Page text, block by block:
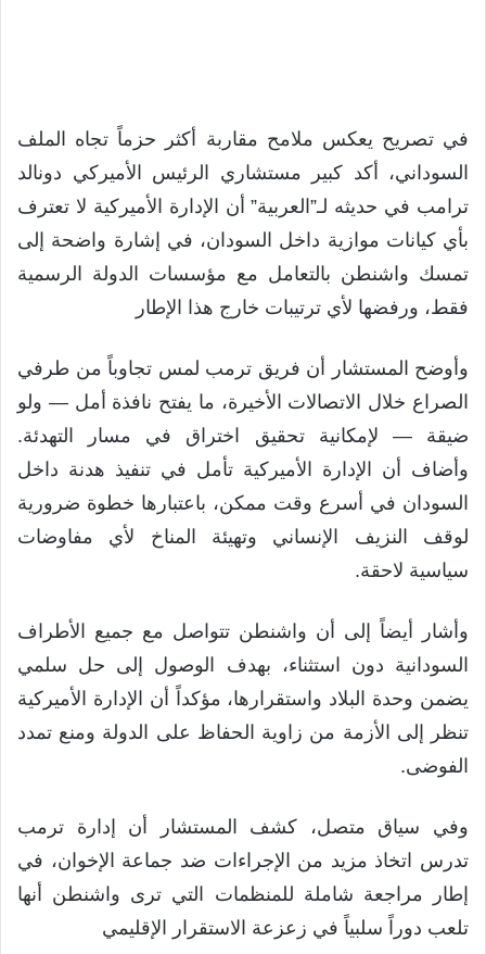
في تصريح يعكس ملامح مقاربة أكثر حزماً تجاه الملف
السوداني، أكد كبير مستشاري الرئيس الأميركي دونالد
ترامب في حديثه لـ”العربية” أن الإدارة الأميركية لا تعترف
بأي كيانات موازية داخل السودان، في إشارة واضحة إلى
تمسك واشنطن بالتعامل مع مؤسسات الدولة الرسمية
فقط، ورفضها لأي ترتيبات خارج هذا الإطار
وأوضح المستشار أن فريق ترمب لمس تجاوباً من طرفي
الصراع خلال الاتصالات الأخيرة، ما يفتح نافذة أمل — ولو
ضيقة — لإمكانية تحقيق اختراق في مسار التهدئة.
وأضاف أن الإدارة الأميركية تأمل في تنفيذ هدنة داخل
السودان في أسرع وقت ممكن، باعتبارها خطوة ضرورية
لوقف النزيف الإنساني وتهيئة المناخ لأي مفاوضات
سياسية لاحقة.
وأشار أيضاً إلى أن واشنطن تتواصل مع جميع الأطراف
السودانية دون استثناء، بهدف الوصول إلى حل سلمي
يضمن وحدة البلاد واستقرارها، مؤكداً أن الإدارة الأميركية
تنظر إلى الأزمة من زاوية الحفاظ على الدولة ومنع تمدد
الفوضى.
وفي سياق متصل، كشف المستشار أن إدارة ترمب
تدرس اتخاذ مزيد من الإجراءات ضد جماعة الإخوان، في
إطار مراجعة شاملة للمنظمات التي ترى واشنطن أنها
تلعب دوراً سلبياً في زعزعة الاستقرار الإقليمي